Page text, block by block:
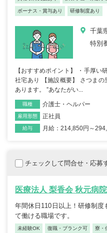
ボーナス・賞与あり 研修制度あり
千葉
特別
【おすすめポイント】 ・手厚い
社宅あり 【施設概要】 さつま
あります。 ”あなたがい...
職種 介護士・ヘルパー
雇用形態 正社員
給与 月給：214,850円～
チェックして問合せ・応募
医療法人 梨香会 秋元病院
年間休日110日以上！研修制
て働ける職場です。
未経験OK 復職・ブランク可 寮・